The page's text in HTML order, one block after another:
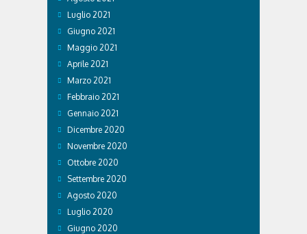
Luglio 2021
Giugno 2021
Maggio 2021
Aprile 2021
Marzo 2021
Febbraio 2021
Gennaio 2021
Dicembre 2020
Novembre 2020
Ottobre 2020
Settembre 2020
Agosto 2020
Luglio 2020
Giugno 2020